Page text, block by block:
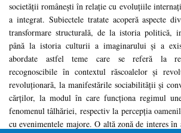
societății românești în relație cu evoluțiile
a integrat. Subiectele tratate acoperă aspecte
transformare structurală, de la istoria politică,
până la istoria culturii a imaginarului și a
abordate astfel teme care se referă la
recognoscibile în contextul răscoalelor și
revoluționară, la manifestările sociabilității și
cărților, la modul în care funcționa regimul
fenomenul tâlhăriei, respectiv la percepția
cu evenimentele majore. O altă zonă de interes